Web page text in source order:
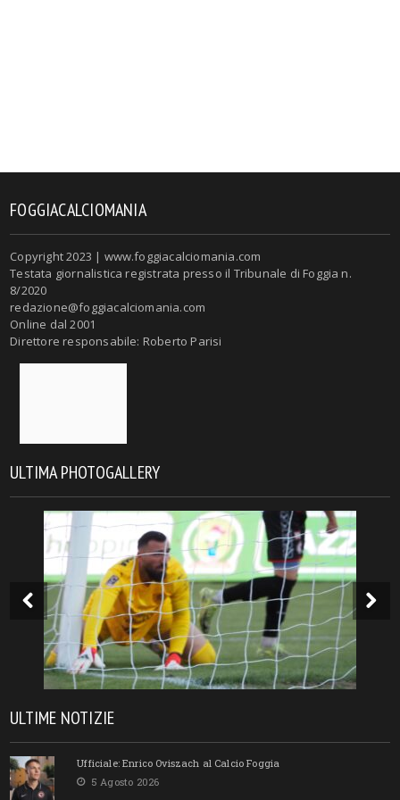
FOGGIACALCIOMANIA
Copyright 2023 | www.foggiacalciomania.com
Testata giornalistica registrata presso il Tribunale di Foggia n.
8/2020
redazione@foggiacalciomania.com
Online dal 2001
Direttore responsabile: Roberto Parisi
ULTIMA PHOTOGALLERY
ULTIME NOTIZIE
Ufficiale: Enrico Oviszach al Calcio Foggia
5 Agosto 2026